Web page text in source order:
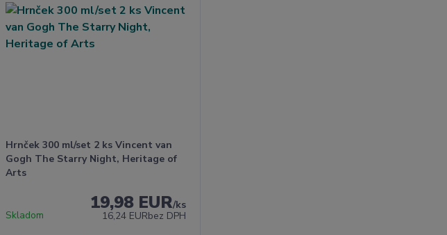
Hrnček 300 ml/set 2 ks Vincent van
Gogh The Starry Night, Heritage of
Arts
19,98 EUR/ks
16,24 EURbez DPH
Skladom